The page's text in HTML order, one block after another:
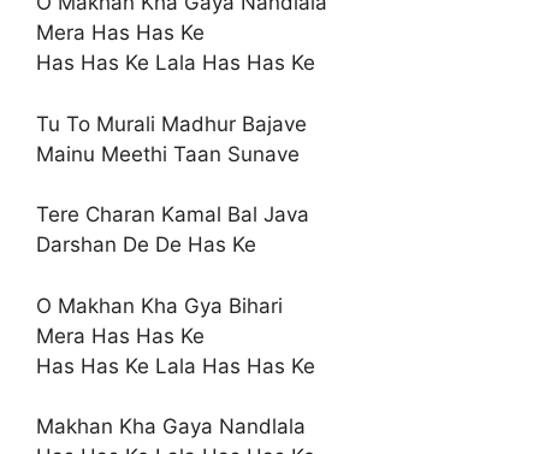
Mera Has Has Ke
Has Has Ke Lala Has Has Ke
Tu To Murali Madhur Bajave
Mainu Meethi Taan Sunave
Tere Charan Kamal Bal Java
Darshan De De Has Ke
O Makhan Kha Gya Bihari
Mera Has Has Ke
Has Has Ke Lala Has Has Ke
Makhan Kha Gaya Nandlala